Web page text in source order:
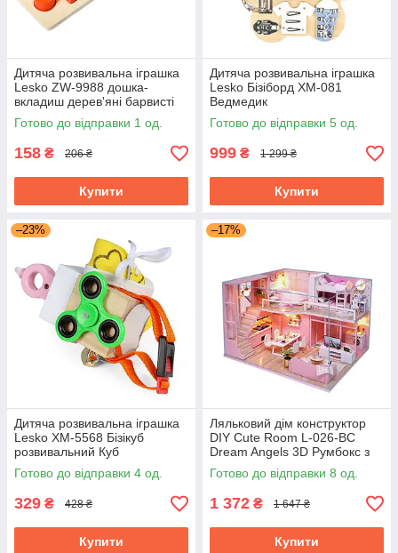
Дитяча розвивальна іграшка
Lesko ZW-9988 дошка-
вкладиш дерев'яні барвисті
фігурки 15 елементів
Готово до відправки 1 од.
158 ₴ 206 ₴
Купити
Дитяча розвивальна іграшка
Lesko Бізіборд XM-081
Ведмедик
багатофункціональний
Готово до відправки 5 од.
999 ₴ 1 299 ₴
Купити
–23%
Дитяча розвивальна іграшка
Lesko XM-5568 Бізікуб
розвивальний Куб
Готово до відправки 4 од.
329 ₴ 428 ₴
Купити
–17%
Ляльковий дім конструктор
DIY Cute Room L-026-BC
Dream Angels 3D Румбокс з
освітленням
Готово до відправки 8 од.
1 372 ₴ 1 647 ₴
Купити